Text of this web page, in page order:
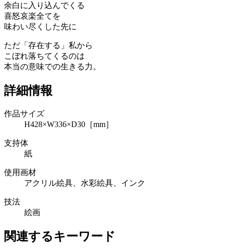
余白に入り込んでくる
喜怒哀楽全てを
味わい尽くした先に
ただ「存在する」私から
こぼれ落ちてくるのは
本当の意味での生きる力。
詳細情報
作品サイズ
H428×W336×D30［mm］
支持体
紙
使用画材
アクリル絵具、水彩絵具、インク
技法
絵画
関連するキーワード